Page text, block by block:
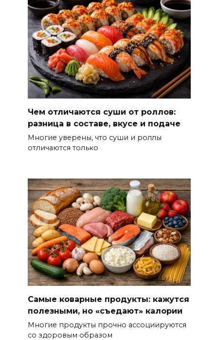
Чем отличаются суши от роллов:
разница в составе, вкусе и подаче
Многие уверены, что суши и роллы
отличаются только
Самые коварные продукты: кажутся
полезными, но «съедают» калории
Многие продукты прочно ассоциируются
со здоровым образом